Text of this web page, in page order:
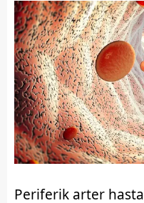
Periferik arter